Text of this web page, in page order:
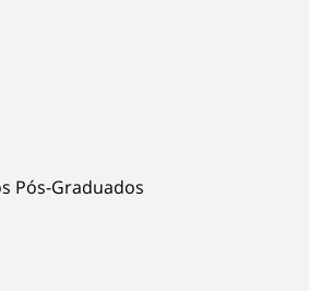
Pós-Graduados